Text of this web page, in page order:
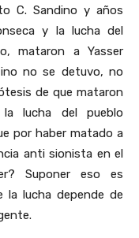
C. Sandino y años
y la lucha del
mataron a Yasser
no se detuvo, no
de que mataron
lucha del pueblo
por haber matado a
anti sionista en el
Suponer eso es
la lucha depende de